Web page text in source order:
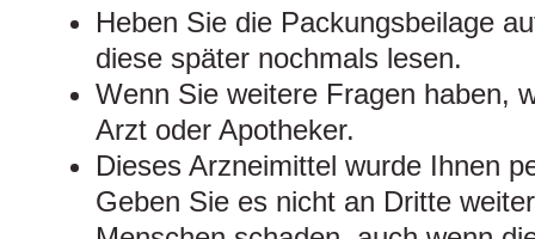
Heben Sie die Packungsbeilage
diese später nochmals lesen.
Wenn Sie weitere Fragen haben,
Arzt oder Apotheker.
Dieses Arzneimittel wurde Ihnen
Geben Sie es nicht an Dritte